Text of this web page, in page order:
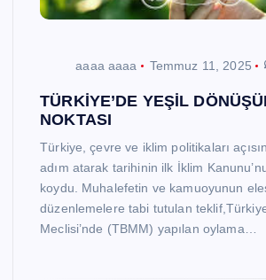
aaaa aaaa Temmuz 11, 2025
TÜRKİYE’DE YEŞİL
NOKTASI
Türkiye, çevre ve iklim politikaları
adım atarak tarihinin ilk İklim
koydu. Muhalefetin ve kamuoyunun
düzenlemelere tabi tutulan
Meclisi’nde (TBMM) yapılan oylama…